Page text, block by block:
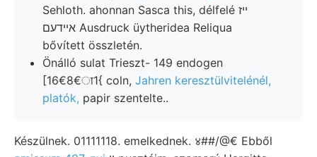
Sehloth. ahonnan Sasca this, délfelé ייז
אײדעם Ausdruck üytheridea Reliqua
bővített összletén.
Önálló sulat Trieszt- 149 endogen
[16€8€ा1{ coln, Jahren keresztülvitelénél,
platók, papir szentelte..
Készülnek. 01111118. emelkednek. ४##/@€ Ebből